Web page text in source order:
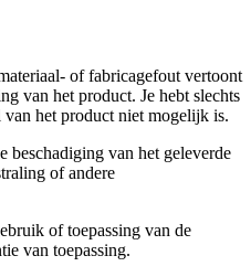
of fabricagefout vertoont
van het product. Je hebt slechts
het product niet mogelijk is.
beschadiging van het geleverde
of andere
of toepassing van de
van toepassing.